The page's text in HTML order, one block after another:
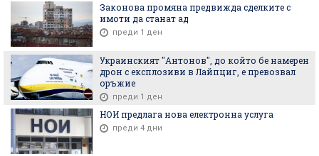
Законова промяна предвижда сделките с
имоти да станат ад
преди 1 ден
Украинският "Антонов", до който бе намерен
дрон с експлозиви в Лайпциг, е превозвал
оръжие
преди 1 ден
НОИ предлага нова електронна услуга
преди 4 дни